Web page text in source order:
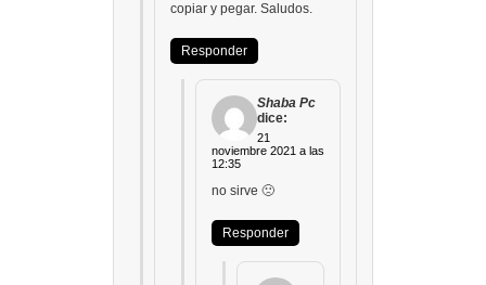
copiar y pegar. Saludos.
Responder
Shaba Pc
dice:
21
noviembre 2021 a las
12:35
no sirve 🙁
Responder